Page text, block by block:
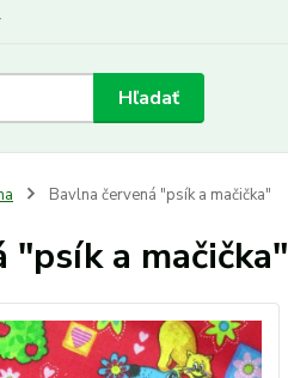
Hľadať
Bavlna červená "psík a mačička"
"psík a mačička"